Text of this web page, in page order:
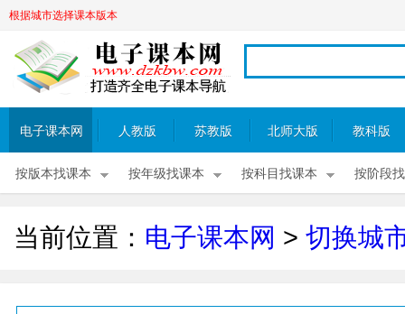
根据城市选择课本版本
电子课本网 人教版 苏教版 北师大版 教科版
按版本找课本 按年级找课本 按科目找课本 按阶段
当前位置： 电子课本网 > 切换城